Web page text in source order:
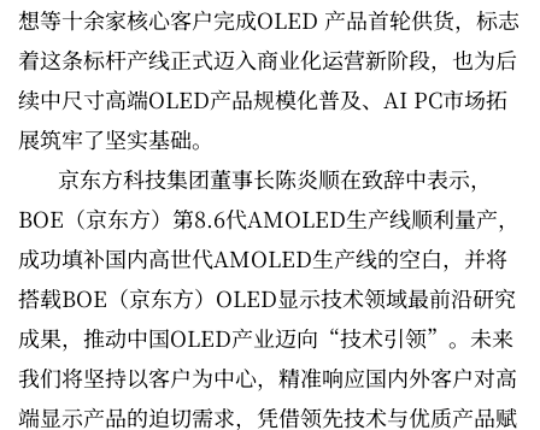
想等十余家核心客户完成OLED 产品首轮供货，标志
着这条标杆产线正式迈入商业化运营新阶段，也为后
续中尺寸高端OLED产品规模化普及、AI PC市场拓
展筑牢了坚实基础。
京东方科技集团董事长陈炎顺在致辞中表示，
BOE（京东方）第8.6代AMOLED生产线顺利量产，
成功填补国内高世代AMOLED生产线的空白，并将
搭载BOE（京东方）OLED显示技术领域最前沿研究
成果，推动中国OLED产业迈向“技术引领”。未来
我们将坚持以客户为中心，精准响应国内外客户对高
端显示产品的迫切需求，凭借领先技术与优质产品赋